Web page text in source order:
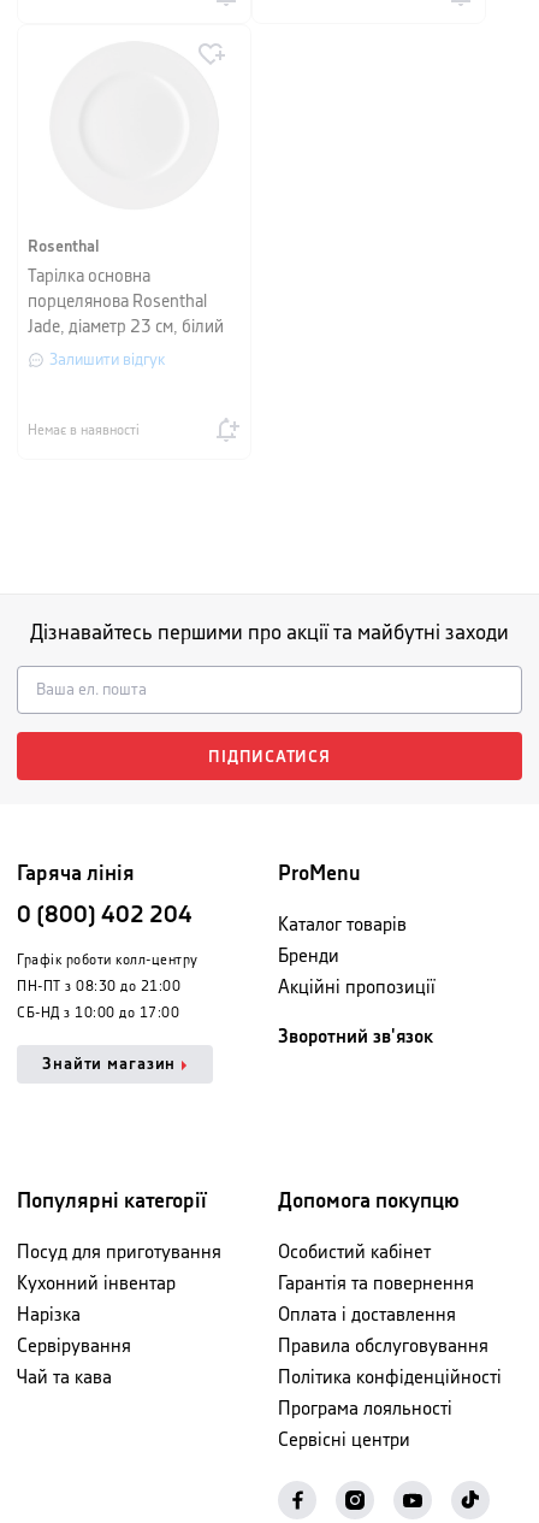
Rosenthal
Тарілка основна
порцелянова Rosenthal
Jade, діаметр 23 см, білий
Залишити відгук
Немає в наявності
Дізнавайтесь першими про акції та майбутні заходи
ПІДПИСАТИСЯ
Гаряча лінія
0 (800) 402 204
Графік роботи колл-центру
ПН-ПТ з 08:30 до 21:00
СБ-НД з 10:00 до 17:00
Знайти магазин
ProMenu
Каталог товарів
Бренди
Акційні пропозиції
Зворотний зв'язок
Популярні категорії
Посуд для приготування
Кухонний інвентар
Нарізка
Сервірування
Чай та кава
Допомога покупцю
Особистий кабінет
Гарантія та повернення
Оплата і доставлення
Правила обслуговування
Політика конфіденційності
Програма лояльності
Сервісні центри